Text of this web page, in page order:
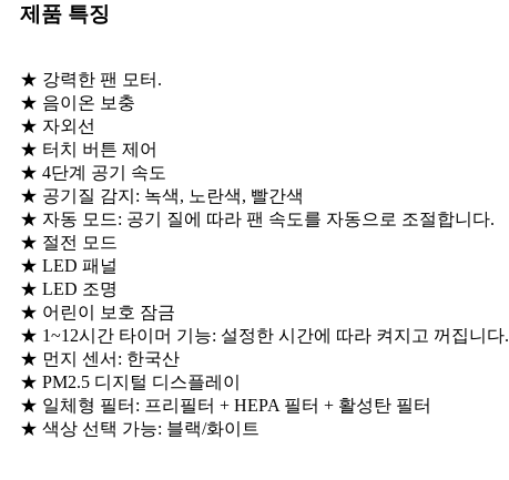
제품 특징
★ 강력한 팬 모터.
★ 음이온 보충
★ 자외선
★ 터치 버튼 제어
★ 4단계 공기 속도
★ 공기질 감지: 녹색, 노란색, 빨간색
★ 자동 모드: 공기 질에 따라 팬 속도를 자동으로 조절합니다.
★ 절전 모드
★ LED 패널
★ LED 조명
★ 어린이 보호 잠금
★ 1~12시간 타이머 기능: 설정한 시간에 따라 켜지고 꺼집니다.
★ 먼지 센서: 한국산
★ PM2.5 디지털 디스플레이
★ 일체형 필터: 프리필터 + HEPA 필터 + 활성탄 필터
★ 색상 선택 가능: 블랙/화이트